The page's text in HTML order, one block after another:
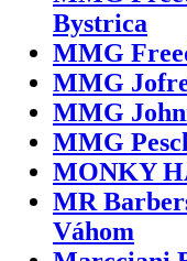
Bystrica
MMG
MMG
MMG
MMG
MONKY
MR
Váhom